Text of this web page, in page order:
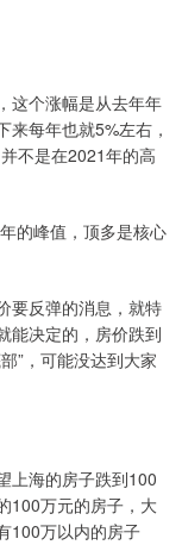
这个涨幅是从去年年
每年也就5%左右，
不是在2021年的高
的峰值，顶多是核心
要反弹的消息，就特
能决定的，房价跌到
”，可能没达到大家
上海的房子跌到100
100万元的房子，大
100万以内的房子